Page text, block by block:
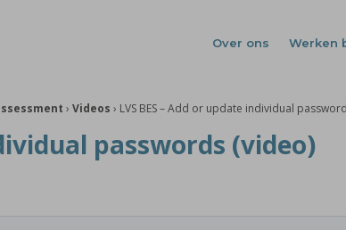
Over ons Werken
› Videos › LVS BES – Add or update individual
passwords (video)